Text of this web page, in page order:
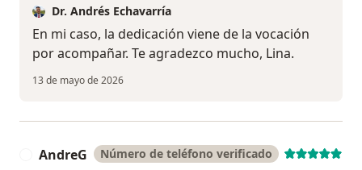
Dr. Andrés Echavarría
En mi caso, la dedicación viene de la vocación
por acompañar. Te agradezco mucho, Lina.
13 de mayo de 2026
AndreG Número de teléfono verificado